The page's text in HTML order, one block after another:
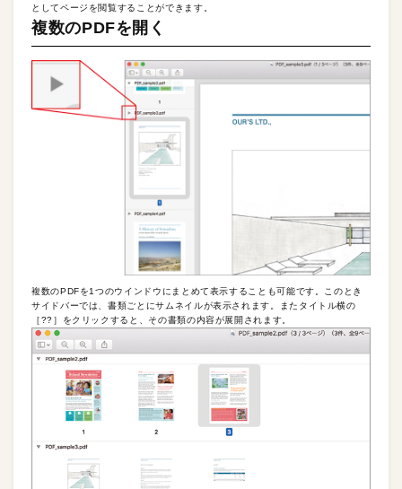
としてページを閲覧することができます。
複数のPDFを開く
複数のPDFを1つのウインドウにまとめて表示することも可能です。このとき
サイドバーでは、書類ごとにサムネイルが表示されます。またタイトル横の
［??］をクリックすると、その書類の内容が展開されます。